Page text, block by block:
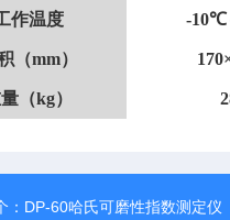
作温度 -10℃
（mm）
（kg）
： DP-60哈氏可磨性指数测定仪